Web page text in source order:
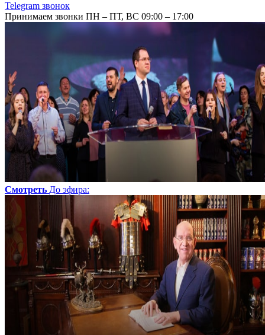
Telegram звонок
Принимаем звонки ПН – ПТ, ВС 09:00 – 17:00
Смотреть До эфира: